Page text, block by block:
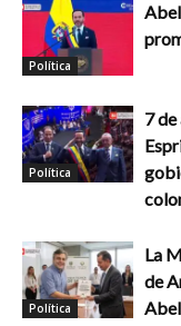
Política
Política
7
Política
La
de